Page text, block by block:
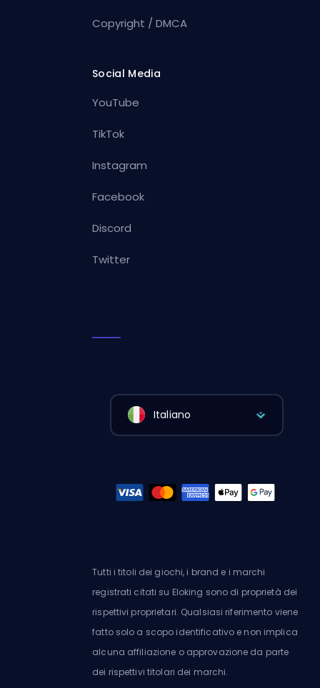
Copyright / DMCA
Social Media
YouTube
TikTok
Instagram
Facebook
Discord
Twitter
Italiano
Tutti i titoli dei giochi, i brand e i marchi
registrati citati su Eloking sono di proprietà dei
rispettivi proprietari. Qualsiasi riferimento viene
fatto solo a scopo identificativo e non implica
alcuna affiliazione o approvazione da parte
dei rispettivi titolari dei marchi.